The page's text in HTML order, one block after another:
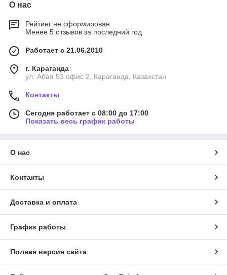
О нас
Рейтинг не сформирован
Менее 5 отзывов за последний год
Работает с 21.06.2010
г. Караганда
ул. Абая 53 офис 2, Караганда, Казахстан
Контакты
Сегодня работает с 08:00 до 17:00
Показать весь график работы
О нас
Контакты
Доставка и оплата
График работы
Полная версия сайта